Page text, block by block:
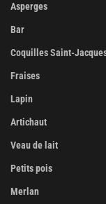
Asperges
Bar
Coquilles Saint-
Fraises
Lapin
Artichaut
Veau de lait
Petits pois
Merlan